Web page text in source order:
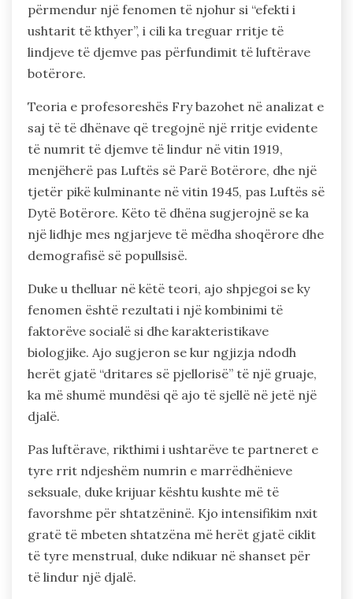
përmendur një fenomen të njohur si “efekti i
ushtarit të kthyer”, i cili ka treguar rritje të
lindjeve të djemve pas përfundimit të luftërave
botërore.
Teoria e profesoreshës Fry bazohet në analizat e
saj të të dhënave që tregojnë një rritje evidente
të numrit të djemve të lindur në vitin 1919,
menjëherë pas Luftës së Parë Botërore, dhe një
tjetër pikë kulminante në vitin 1945, pas Luftës së
Dytë Botërore. Këto të dhëna sugjerojnë se ka
një lidhje mes ngjarjeve të mëdha shoqërore dhe
demografisë së popullsisë.
Duke u thelluar në këtë teori, ajo shpjegoi se ky
fenomen është rezultati i një kombinimi të
faktorëve socialë si dhe karakteristikave
biologjike. Ajo sugjeron se kur ngjizja ndodh
herët gjatë “dritares së pjellorisë” të një gruaje,
ka më shumë mundësi që ajo të sjellë në jetë një
djalë.
Pas luftërave, rikthimi i ushtarëve te partneret e
tyre rrit ndjeshëm numrin e marrëdhënieve
seksuale, duke krijuar kështu kushte më të
favorshme për shtatzëninë. Kjo intensifikim nxit
gratë të mbeten shtatzëna më herët gjatë ciklit
të tyre menstrual, duke ndikuar në shanset për
të lindur një djalë.